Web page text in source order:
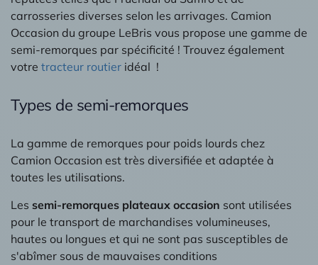
carrosseries diverses selon les arrivages. Camion
Occasion du groupe LeBris vous propose une gamme de
semi-remorques par spécificité ! Trouvez également
votre tracteur routier idéal !
Types de semi-remorques
La gamme de remorques pour poids lourds chez
Camion Occasion est très diversifiée et adaptée à
toutes les utilisations.
Les semi-remorques plateaux occasion sont utilisées
pour le transport de marchandises volumineuses,
hautes ou longues et qui ne sont pas susceptibles de
s'abîmer sous de mauvaises conditions